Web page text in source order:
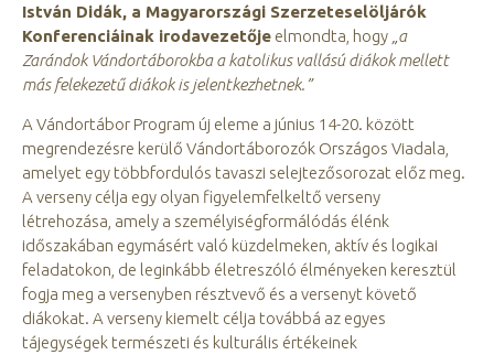
István Didák, a Magyarországi Szerzeteselöljárók
Konferenciáinak irodavezetője elmondta, hogy „a
Zarándok Vándortáborokba a katolikus vallású diákok mellett
más felekezetű diákok is jelentkezhetnek.”
A Vándortábor Program új eleme a június 14-20. között
megrendezésre kerülő Vándortáborozók Országos Viadala,
amelyet egy többfordulós tavaszi selejtezősorozat előz meg.
A verseny célja egy olyan figyelemfelkeltő verseny
létrehozása, amely a személyiségformálódás élénk
időszakában egymásért való küzdelmeken, aktív és logikai
feladatokon, de leginkább életreszóló élményeken keresztül
fogja meg a versenyben résztvevő és a versenyt követő
diákokat. A verseny kiemelt célja továbbá az egyes
tájegységek természeti és kulturális értékeinek